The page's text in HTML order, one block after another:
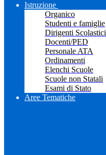
Istruzione
Organico
Studenti e famiglie
Dirigenti Scolastici
Docenti/PED
Personale ATA
Ordinamenti
Elenchi Scuole
Scuole non Statali
Esami di Stato
Aree Tematiche